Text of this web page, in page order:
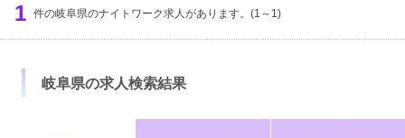
募集年齢
体入時給
検索する
1 件の岐阜県のナイトワーク求人があります。(1～1)
岐阜県の求人検索結果